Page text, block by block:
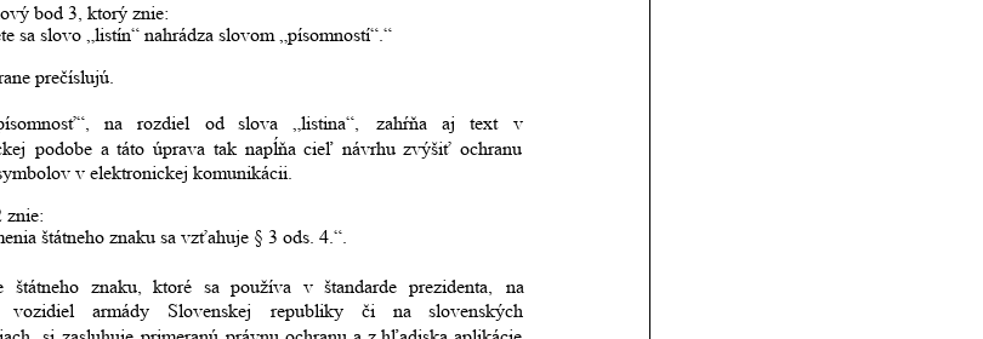
bod 3, ktorý znie:
sa slovo „listín“ nahrádza slovom „písomností“.“
prečíslujú.
na rozdiel od slova „listina“, zahŕňa aj text
v
podobe a táto úprava tak napĺňa cieľ návrhu zvýšiť ochranu
v elektronickej komunikácii.
znie:
štátneho znaku sa vzťahuje § 3 ods. 4.“.
štátneho znaku, ktoré sa používa v štandarde prezidenta,
na
vozidiel armády Slovenskej republiky či na
slovenských